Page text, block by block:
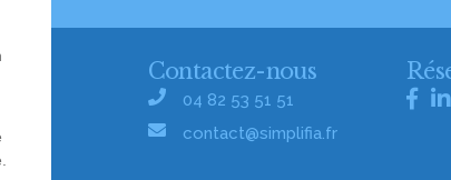
Contactez-nous
04 82 53 51 51
contact@simplifia.fr